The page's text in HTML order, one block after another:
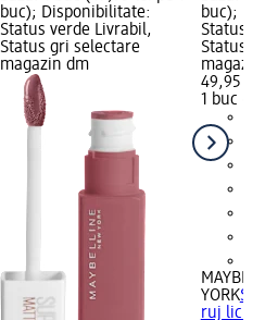
buc); Disponibilitate:
Status verde Livrabil,
Status gri selectare
magazin dm
buc);
Status
Status
49,95 lei
1 buc
YORK
ruj